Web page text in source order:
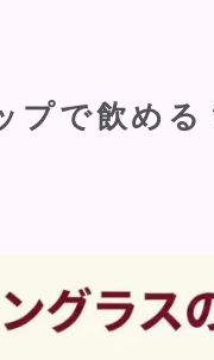
プで飲め